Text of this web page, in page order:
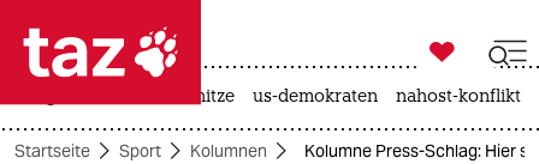
 taz zahl ich
taz zahl ich

taz zahl ich
hitze us-demokraten nahost-konflikt
Startseite Sport Kolumnen Kolumne Press-Schlag: Hier